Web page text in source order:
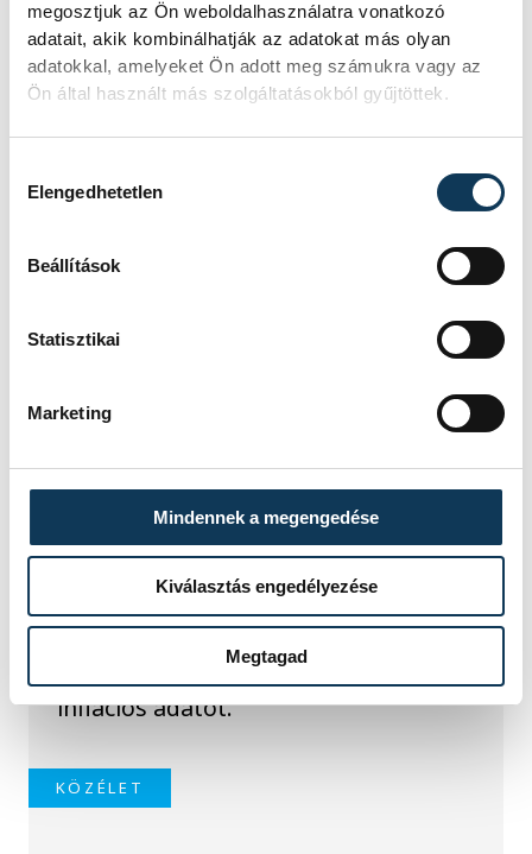
megosztjuk az Ön weboldalhasználatra vonatkozó
adatait, akik kombinálhatják az adatokat más olyan
adatokkal, amelyeket Ön adott meg számukra vagy az
Ön által használt más szolgáltatásokból gyűjtöttek.
Elengedhetetlen
Beállítások
Statisztikai
Marketing
Mindennek a megengedése
Kiválasztás engedélyezése
Megtagad
TOVÁBBI CIKKEK
BALATON
Egy furcsa halkonzerv
lett az Év Strandétele -
mutatjuk!
A Balatoni Kör idén tizenkettedik
strandétele versenyt, amelyre minden
eddiginél több, 22 vendéglátóhely 44
étellel indult. Egy fonyódi hely nyert...
KÖZÉLET
Meglepték az elemzőket
a júliusi inflációs adatok
Hatalmas meglepetésként értékelték
az elemzők a júliusi, 1,2 százalékos
inflációs adatot.
KÖZÉLET